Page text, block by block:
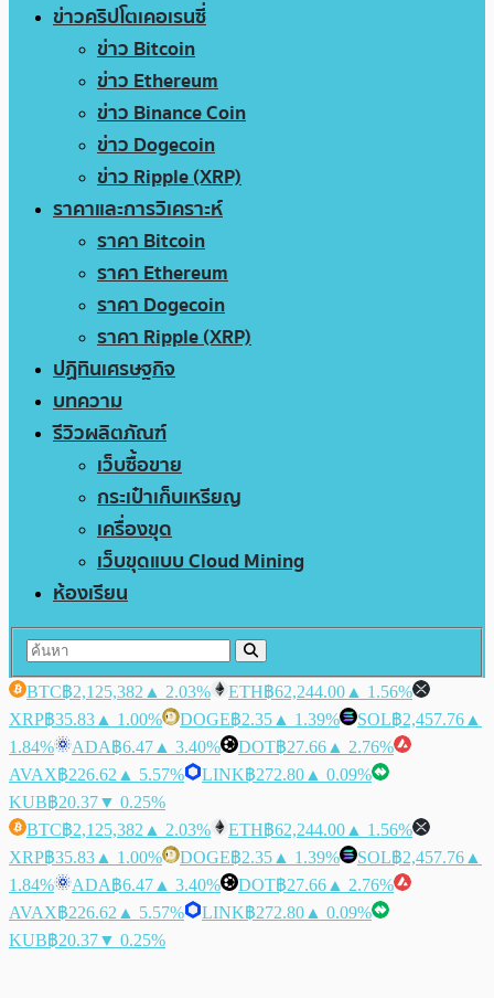
ข่าวคริปโตเคอเรนซี่
ข่าว Bitcoin
ข่าว Ethereum
ข่าว Binance Coin
ข่าว Dogecoin
ข่าว Ripple (XRP)
ราคาและการวิเคราะห์
ราคา Bitcoin
ราคา Ethereum
ราคา Dogecoin
ราคา Ripple (XRP)
ปฏิทินเศรษฐกิจ
บทความ
รีวิวผลิตภัณฑ์
เว็บซื้อขาย
กระเป๋าเก็บเหรียญ
เครื่องขุด
เว็บขุดแบบ Cloud Mining
ห้องเรียน
BTC฿2,125,382 ▲ 2.03% ETH฿62,244.00 ▲ 1.56%
XRP฿35.83 ▲ 1.00% DOGE฿2.35 ▲ 1.39% SOL฿2,457.76 ▲
1.84%
ADA฿6.47 ▲ 3.40% DOT฿27.66 ▲ 2.76%
AVAX฿226.62 ▲ 5.57% LINK฿272.80 ▲ 0.09%
KUB฿20.37▼ 0.25%
BTC฿2,125,382 ▲ 2.03% ETH฿62,244.00 ▲ 1.56%
XRP฿35.83 ▲ 1.00% DOGE฿2.35 ▲ 1.39% SOL฿2,457.76 ▲
1.84%
ADA฿6.47 ▲ 3.40% DOT฿27.66 ▲ 2.76%
AVAX฿226.62 ▲ 5.57% LINK฿272.80 ▲ 0.09%
KUB฿20.37▼ 0.25%